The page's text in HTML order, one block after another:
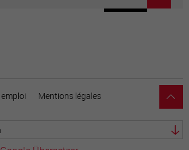
emploi Mentions légales